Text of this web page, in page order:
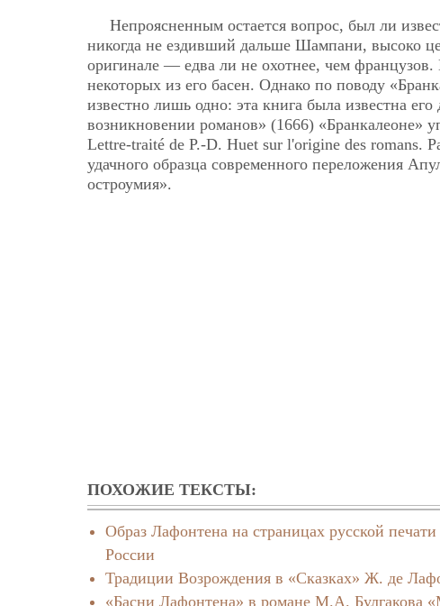
Непроясненным остается вопрос, был ли
никогда не ездивший дальше Шампани, высоко
оригинале — едва ли не охотнее, чем
некоторых из его басен. Однако по поводу
известно лишь одно: эта книга была известна
возникновении романов» (1666) «Бранкалеоне»
Lettre-traité de P.-D. Huet sur l'origine des romans.
удачного образца современного переложения
остроумия».
ПОХОЖИЕ ТЕКСТЫ:
Образ Лафонтена на страницах русской
России
Традиции Возрождения в «Сказках» Ж. де
«Басни Лафонтена» в романе М.А. Булгакова